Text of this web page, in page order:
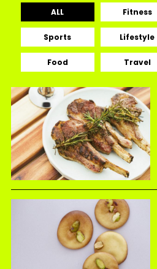
ALL Fitness
Sports Lifestyle
Food Travel